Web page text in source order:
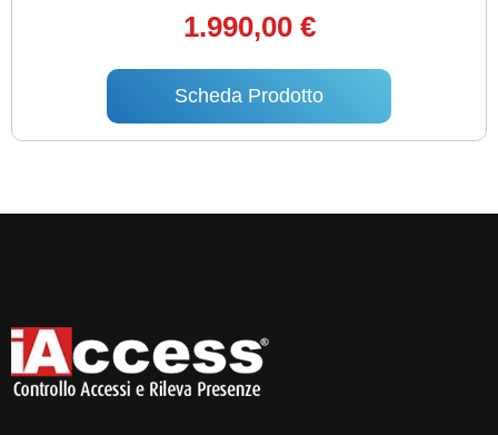
1.990,00 €
Scheda Prodotto